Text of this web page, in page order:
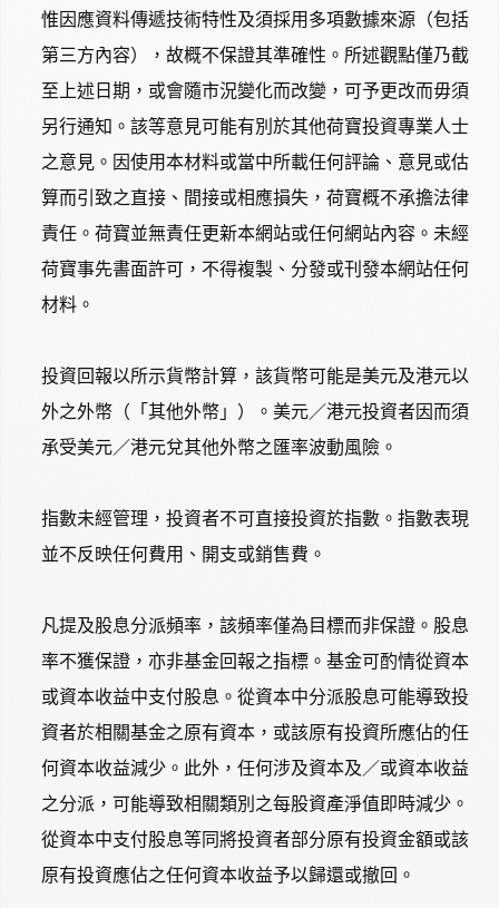
惟因應資料傳遞技術特性及須採用多項數據來源（包括
第三方內容），故概不保證其準確性。所述觀點僅乃截
至上述日期，或會隨市況變化而改變，可予更改而毋須
另行通知。該等意見可能有別於其他荷寶投資專業人士
之意見。因使用本材料或當中所載任何評論、意見或估
算而引致之直接、間接或相應損失，荷寶概不承擔法律
責任。荷寶並無責任更新本網站或任何網站內容。未經
荷寶事先書面許可，不得複製、分發或刊發本網站任何
材料。
投資回報以所示貨幣計算，該貨幣可能是美元及港元以
外之外幣（「其他外幣」）。美元／港元投資者因而須
承受美元／港元兌其他外幣之匯率波動風險。
指數未經管理，投資者不可直接投資於指數。指數表現
並不反映任何費用、開支或銷售費。
凡提及股息分派頻率，該頻率僅為目標而非保證。股息
率不獲保證，亦非基金回報之指標。基金可酌情從資本
或資本收益中支付股息。從資本中分派股息可能導致投
資者於相關基金之原有資本，或該原有投資所應佔的任
何資本收益減少。此外，任何涉及資本及／或資本收益
之分派，可能導致相關類別之每股資產淨值即時減少。
從資本中支付股息等同將投資者部分原有投資金額或該
原有投資應佔之任何資本收益予以歸還或撤回。